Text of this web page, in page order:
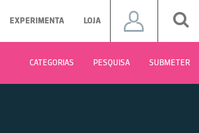
EXPERIMENTA LOJA
CATEGORIAS PESQUISA SUBMETER